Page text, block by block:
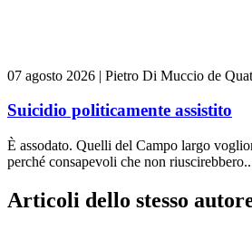
07 agosto 2026 | Pietro Di Muccio de
Suicidio politicamente assistito
È assodato. Quelli del Campo largo
perché consapevoli che non
Articoli dello stesso